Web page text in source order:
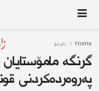
Home ناوخۆ
گرنگە مامۆستایان
پەروەردەكردنی